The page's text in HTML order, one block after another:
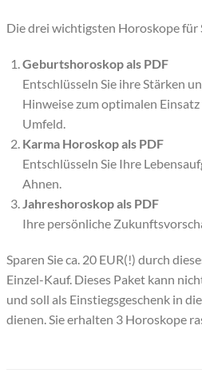
Die drei wichtigsten Horoskope für
Geburtshoroskop als PDF
Entschlüsseln Sie ihre Stärken
Hinweise zum optimalen
Umfeld.
Karma Horoskop als PDF
Entschlüsseln Sie Ihre
Ahnen.
Jahreshoroskop als PDF
Ihre persönliche
Sparen Sie ca. 20 EUR(!) durch
Einzel-Kauf. Dieses Paket kann
und soll als Einstiegsgeschenk in
dienen. Sie erhalten 3 Horoskope